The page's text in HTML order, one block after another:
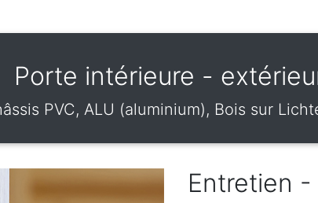
Porte intérieure -
PVC, ALU (aluminium), Bois sur
Entretien -